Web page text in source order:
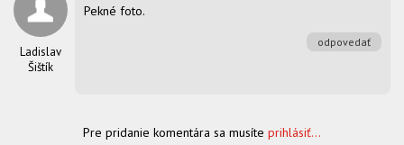
Ladislav
Šištík
Pekné foto.
odpovedať
Pre pridanie komentára sa musíte prihlásiť...